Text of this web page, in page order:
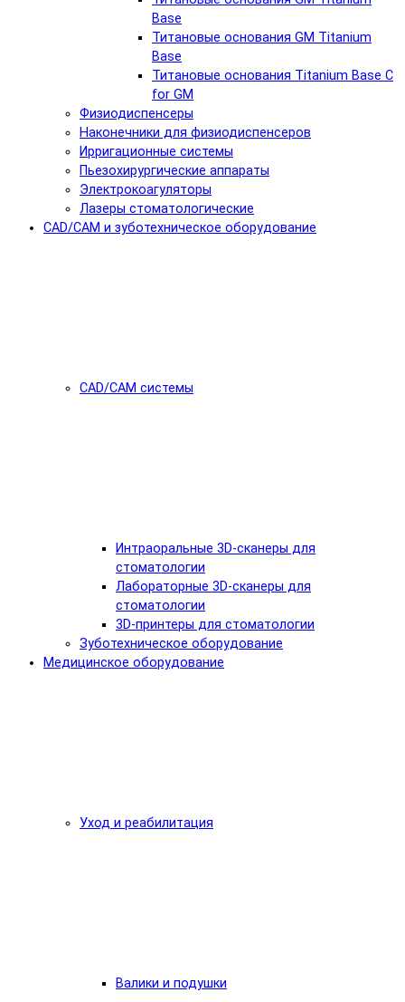
Base
Титановые основания GM Titanium
Base
Титановые основания Titanium Base C
for GM
Физиодиспенсеры
Наконечники для физиодиспенсеров
Ирригационные системы
Пьезохирургические аппараты
Электрокоагуляторы
Лазеры стоматологические
CAD/CAM и зуботехническое оборудование
CAD/CAM системы
Интраоральные 3D-сканеры для
стоматологии
Лабораторные 3D-сканеры для
стоматологии
3D-принтеры для стоматологии
Зуботехническое оборудование
Медицинское оборудование
Уход и реабилитация
Валики и подушки